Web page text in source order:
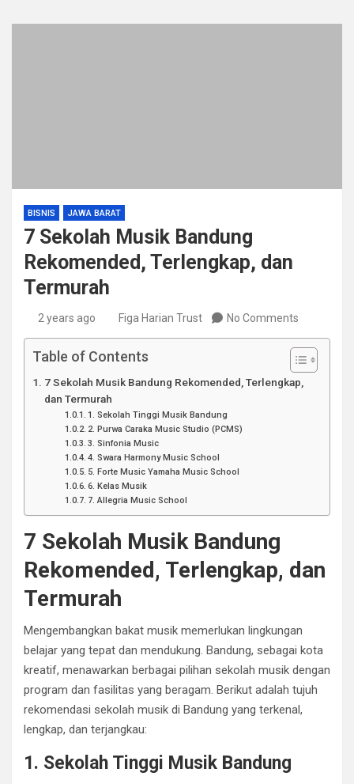
BISNIS JAWA BARAT
7 Sekolah Musik Bandung
Rekomended, Terlengkap, dan
Termurah
2 years ago Figa Harian Trust No Comments
Table of Contents
7 Sekolah Musik Bandung Rekomended, Terlengkap,
dan Termurah
1. Sekolah Tinggi Musik Bandung
2. Purwa Caraka Music Studio (PCMS)
3. Sinfonia Music
4. Swara Harmony Music School
5. Forte Music Yamaha Music School
6. Kelas Musik
7. Allegria Music School
7 Sekolah Musik Bandung
Rekomended, Terlengkap, dan
Termurah
Mengembangkan bakat musik memerlukan lingkungan
belajar yang tepat dan mendukung. Bandung, sebagai kota
kreatif, menawarkan berbagai pilihan sekolah musik dengan
program dan fasilitas yang beragam. Berikut adalah tujuh
rekomendasi sekolah musik di Bandung yang terkenal,
lengkap, dan terjangkau:
1. Sekolah Tinggi Musik Bandung